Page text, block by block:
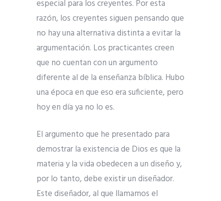
especial para los creyentes. Por esta
razón, los creyentes siguen pensando que
no hay una alternativa distinta a evitar la
argumentación. Los practicantes creen
que no cuentan con un argumento
diferente al de la enseñanza bíblica. Hubo
una época en que eso era suficiente, pero
hoy en día ya no lo es.
El argumento que he presentado para
demostrar la existencia de Dios es que la
materia y la vida obedecen a un diseño y,
por lo tanto, debe existir un diseñador.
Este diseñador, al que llamamos el